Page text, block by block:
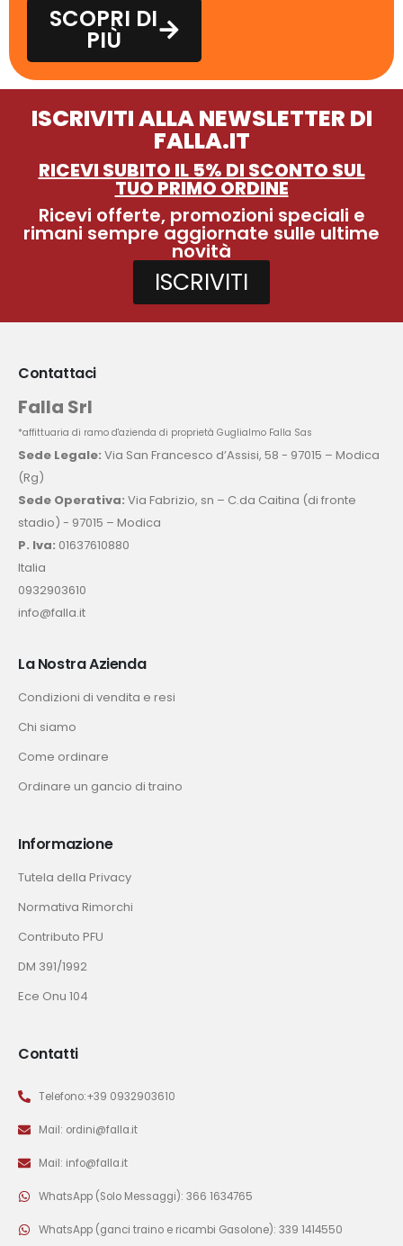
SCOPRI DI
PIÙ
ISCRIVITI ALLA NEWSLETTER DI
FALLA.IT
RICEVI SUBITO IL 5% DI SCONTO SUL
TUO PRIMO ORDINE
Ricevi offerte, promozioni speciali e
rimani sempre aggiornate sulle ultime
novità
ISCRIVITI
Contattaci
Falla Srl
*affittuaria di ramo d'azienda di proprietà Guglialmo Falla Sas
Sede Legale: Via San Francesco d’Assisi, 58 - 97015 – Modica
(Rg)
Sede Operativa: Via Fabrizio, sn – C.da Caitina (di fronte
stadio) - 97015 – Modica
P. Iva: 01637610880
Italia
0932903610
info@falla.it
La Nostra Azienda
Condizioni di vendita e resi
Chi siamo
Come ordinare
Ordinare un gancio di traino
Informazione
Tutela della Privacy
Normativa Rimorchi
Contributo PFU
DM 391/1992
Ece Onu 104
Contatti
Telefono:+39 0932903610
Mail: ordini@falla.it
Mail: info@falla.it
WhatsApp (Solo Messaggi): 366 1634765
WhatsApp (ganci traino e ricambi Gasolone): 339 1414550